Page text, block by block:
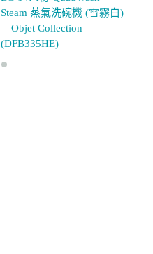
Steam 蒸氣洗碗機 (雪霧白)
｜Objet Collection
(DFB335HE)